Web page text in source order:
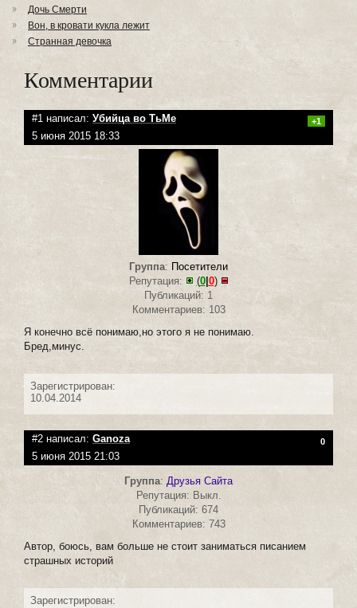
Дочь Смерти
Вон, в кровати кукла лежит
Странная девочка
Комментарии
#1 написал: Убийца во ТьМе +1
5 июня 2015 18:33
Группа: Посетители
Репутация:
(0| 0)
Публикаций: 1
Комментариев: 103
Я конечно всё понимаю,но этого я не понимаю.
Бред,минус.
Зарегистрирован:
10.04.2014
#2 написал: Ganoza 0
5 июня 2015 21:03
Группа: Друзья Сайта
Репутация: Выкл.
Публикаций: 674
Комментариев: 743
Автор, боюсь, вам больше не стоит заниматься писанием
страшных историй
Зарегистрирован: